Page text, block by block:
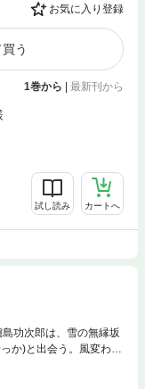
お気に入り登録
う
1巻から | 最新刊から
試し読み カートへ
功次郎は、雪の無縁坂
か)と出会う。風変わり
未練を残して死んだ者
た。果たせぬ恋、罪深